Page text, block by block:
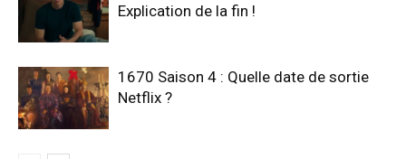
Explication de la fin !
1670 Saison 4 : Quelle date de sortie
Netflix ?